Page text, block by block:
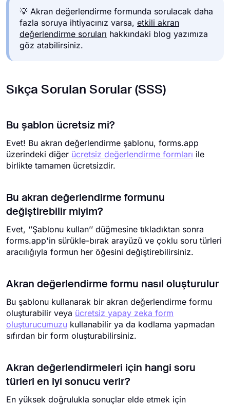
💡 Akran değerlendirme formunda sorulacak daha
fazla soruya ihtiyacınız varsa, etkili akran
değerlendirme soruları hakkındaki blog yazımıza
göz atabilirsiniz.
Sıkça Sorulan Sorular (SSS)
Bu şablon ücretsiz mi?
Evet! Bu akran değerlendirme şablonu, forms.app
üzerindeki diğer ücretsiz değerlendirme formları ile
birlikte tamamen ücretsizdir.
Bu akran değerlendirme formunu
değiştirebilir miyim?
Evet, ‘’Şablonu kullan’’ düğmesine tıkladıktan sonra
forms.app'in sürükle-bırak arayüzü ve çoklu soru türleri
aracılığıyla formun her öğesini değiştirebilirsiniz.
Akran değerlendirme formu nasıl oluşturulur
Bu şablonu kullanarak bir akran değerlendirme formu
oluşturabilir veya ücretsiz yapay zeka form
oluşturucumuzu kullanabilir ya da kodlama yapmadan
sıfırdan bir form oluşturabilirsiniz.
Akran değerlendirmeleri için hangi soru
türleri en iyi sonucu verir?
En yüksek doğrulukla sonuçlar elde etmek için